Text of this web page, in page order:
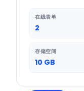
在线表单
2
存储空间
10 GB